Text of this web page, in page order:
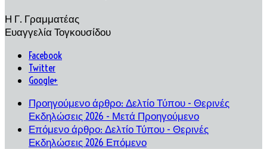
Η Γ. Γραμματέας
Ευαγγελία Τογκουσίδου
Facebook
Twitter
Google+
Προηγούμενο άρθρο: Δελτίο Τύπου - Θερινές
Εκδηλώσεις 2026 - Μετά Προηγούμενο
Επόμενο άρθρο: Δελτίο Τύπου - Θερινές
Εκδηλώσεις 2026 Επόμενο